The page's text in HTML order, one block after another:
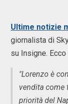
Ultime notizie
giornalista di
su Insigne.
"Lorenzo è
vendita come
priorità del